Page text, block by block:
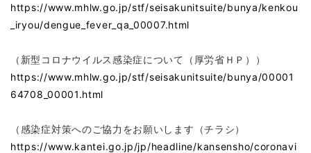
https://www.mhlw.go.jp/stf/seisakunitsuite/bunya/kenkou
_iryou/dengue_fever_qa_00007.html
（新型コロナウイルス感染症について（厚労省ＨＰ））
https://www.mhlw.go.jp/stf/seisakunitsuite/bunya/00001
64708_00001.html
（感染症対策へのご協力をお願いします（チラシ）
https://www.kantei.go.jp/jp/headline/kansensho/coronavi